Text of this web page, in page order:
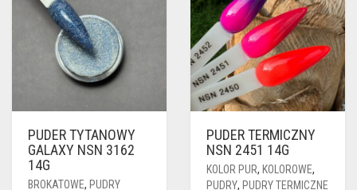
PUDER TYTANOWY
GALAXY NSN 3162
14G
BROKATOWE, PUDRY
PUDER TERMICZNY
NSN 2451 14G
KOLOR PUR, KOLOROWE,
PUDRY, PUDRY TERMICZNE